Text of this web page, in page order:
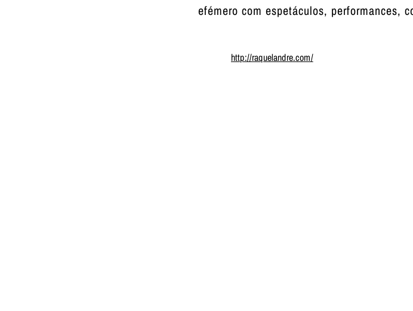
efémero com espetáculos, performances,
http://raquelandre.com/